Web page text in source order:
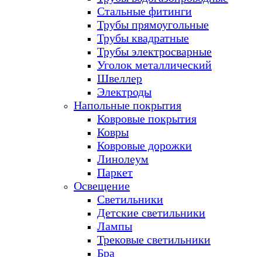
Стальные фитинги
Трубы прямоугольные
Трубы квадратные
Трубы электросварные
Уголок металлический
Швеллер
Электроды
Напольные покрытия
Ковровые покрытия
Ковры
Ковровые дорожки
Линолеум
Паркет
Освещение
Светильники
Детские светильники
Лампы
Трековые светильники
Бра